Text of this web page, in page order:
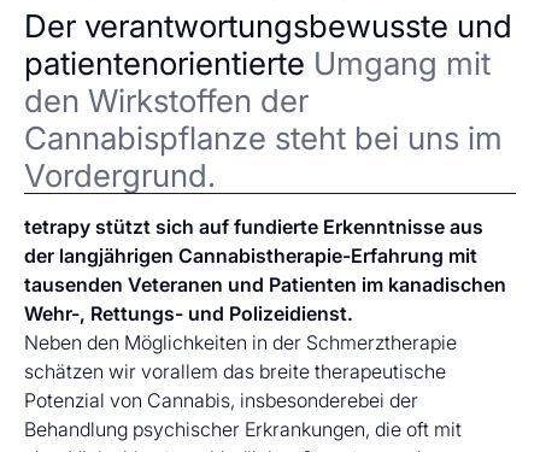
Der verantwortungsbewusste und
patientenorientierte Umgang mit
den Wirkstoffen der
Cannabispflanze steht bei uns im
Vordergrund.
tetrapy stützt sich auf fundierte Erkenntnisse aus
der langjährigen Cannabistherapie-Erfahrung mit
tausenden Veteranen und Patienten im kanadischen
Wehr-, Rettungs- und Polizeidienst.
Neben den Möglichkeiten in der Schmerztherapie
schätzen wir vorallem das breite therapeutische
Potenzial von Cannabis, insbesonderebei der
Behandlung psychischer Erkrankungen, die oft mit